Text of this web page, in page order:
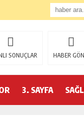
SONUÇLAR HABER
3. SAYFA